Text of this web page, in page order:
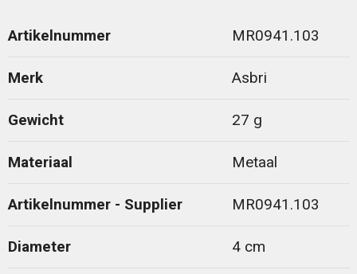
Artikelnummer MR0941.103
Merk Asbri
Gewicht 27 g
Materiaal Metaal
Artikelnummer - Supplier MR0941.103
Diameter 4 cm